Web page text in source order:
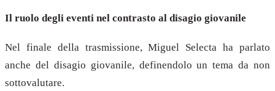
Il ruolo degli eventi nel contrasto al disagio giovanile
Nel finale della trasmissione, Miguel Selecta ha parlato
anche del disagio giovanile, definendolo un tema da non
sottovalutare.